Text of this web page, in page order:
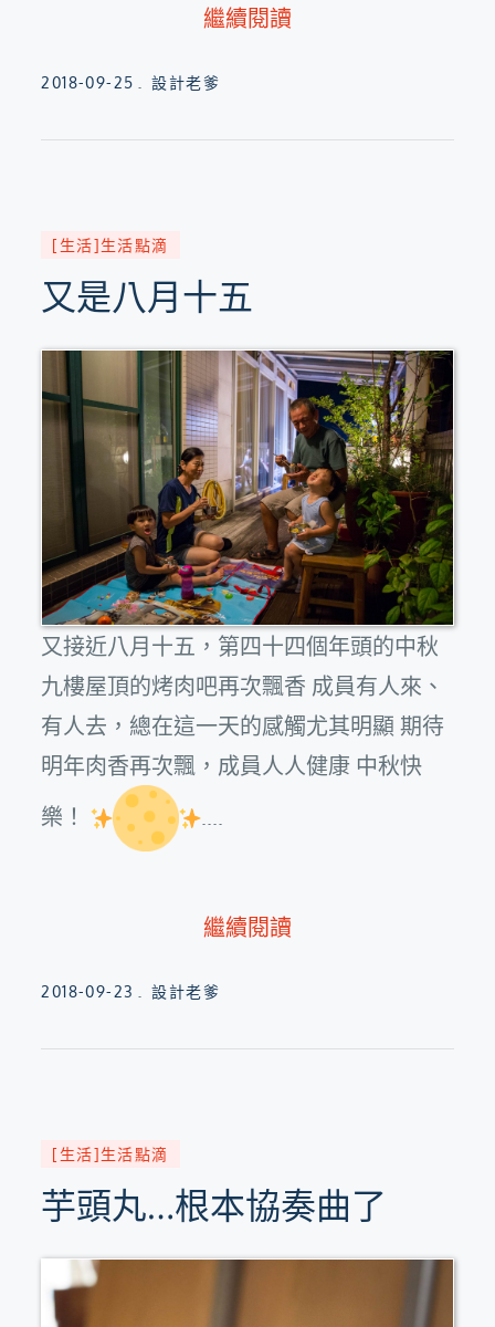
繼續閱讀
Posted
2018-09-25 設計老爹
[生活]生活點滴
又是八月十五
又接近八月十五，第四十四個年頭的中秋
九樓屋頂的烤肉吧再次飄香 成員有人來、
有人去，總在這一天的感觸尤其明顯 期待
明年肉香再次飄，成員人人健康 中秋快
樂！
繼續閱讀
Posted
2018-09-23 設計老爹
[生活]生活點滴
芋頭丸…根本協奏曲了